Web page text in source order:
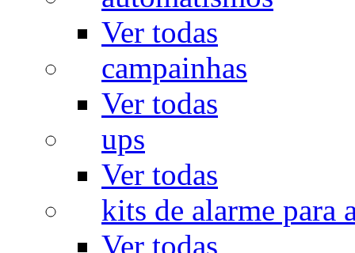
Ver todas
campainhas
Ver todas
ups
Ver todas
kits de alarme para
Ver todas